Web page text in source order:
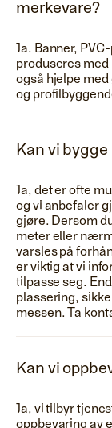
merkevare?
Ja. Banner,
produseres med
også hjelpe
og
Kan vi
Ja, det er ofte
og vi anbefaler
gjøre. Dersom
meter eller
varsles på
er viktig at vi
tilpasse seg.
plassering,
messen. Ta
Kan vi
Ja, vi tilbyr
oppbevaring av